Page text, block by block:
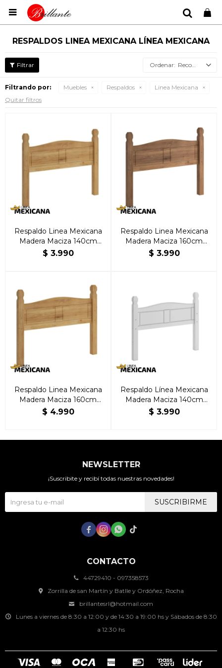

RESPALDOS LINEA MEXICANA LÍNEA MEXICANA
Recomendados
Filtrando por: Muebles Respaldos
Linea Mexicana
Quitar filtros
Respaldo Linea Mexicana
Madera Maciza 140cm
Natural
$ 3.990
Respaldo Linea Mexicana
Madera Maciza 160cm
Oscuro
$ 3.990
Respaldo Linea Mexicana
Madera Maciza 160cm
Natural
$ 4.990
Respaldo Línea Mexicana
Madera Maciza 140cm
Blanco
$ 3.990
CONTACTO
44729410 - 097358573
Zorrilla de san Martín y Batlle y Ordóñez, Rocha
brillantesrl@hotmail.com
Lunes a viernes de 8:30 a 12:00 y de 14:30 a 19:00 hs y Sábados de 8:30
a 12:30 hs
NEWSLETTER
¡Suscribite y recibí todas nuestras novedades!
SUSCRIBIRME
   